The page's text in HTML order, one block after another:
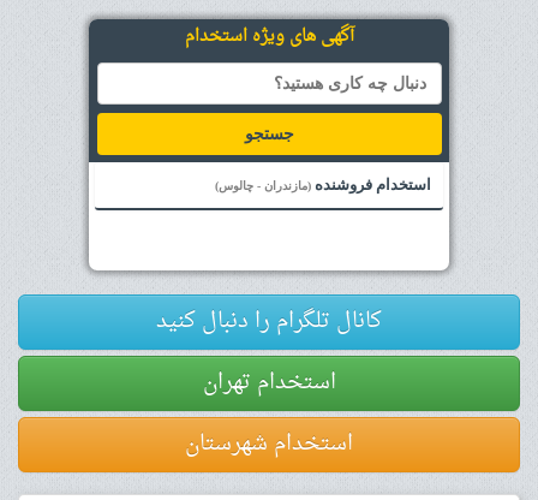
آگهی های ویژه استخدام
جستجو
استخدام فروشنده (مازندران - چالوس)
کانال تلگرام را دنبال کنید
استخدام تهران
استخدام شهرستان